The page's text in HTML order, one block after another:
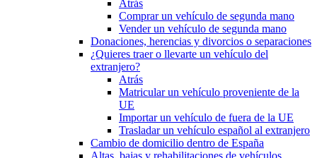
Atrás
Comprar un vehículo de segunda mano
Vender un vehículo de segunda mano
Donaciones, herencias y divorcios o separaciones
¿Quieres traer o llevarte un vehículo del
extranjero?
Atrás
Matricular un vehículo proveniente de la
UE
Importar un vehículo de fuera de la UE
Trasladar un vehículo español al extranjero
Cambio de domicilio dentro de España